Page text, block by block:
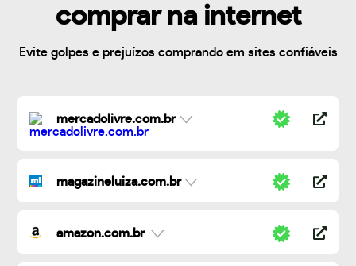
comprar na internet
Evite golpes e prejuízos comprando em sites confiáveis
mercadolivre.com.br
magazineluiza.com.br
amazon.com.br